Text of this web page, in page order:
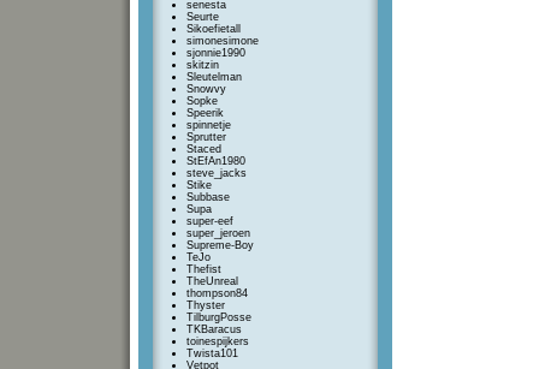
senesta
Seurte
Sikoefietall
simonesimone
sjonnie1990
skitzin
Sleutelman
Snowvy
Sopke
Speerik
spinnetje
Sprutter
Staced
StEfAn1980
steve_jacks
Stike
Subbase
Supa
super-eef
super_jeroen
Supreme-Boy
TeJo
Thefist
TheUnreal
thompson84
Thyster
TilburgPosse
TKBaracus
toinespijkers
Twista101
Vetpot